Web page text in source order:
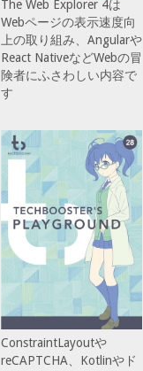
The Web Explorer 4は
Webページの表示速度向
上の取り組み、Angularや
React NativeなどWebの冒
険者にふさわしい内容で
す
ConstraintLayoutや
reCAPTCHA、Kotlinやド